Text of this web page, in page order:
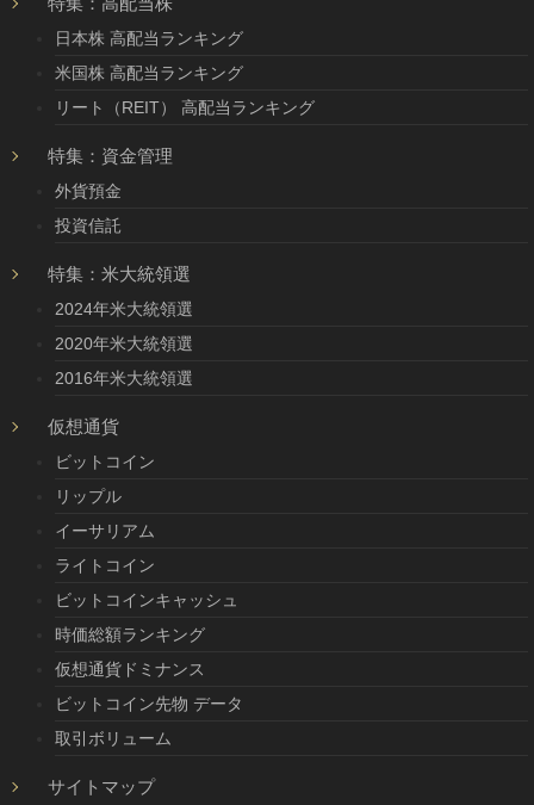
日本株 高配当ランキング
米国株 高配当ランキング
リート（REIT） 高配当ランキング
特集：資金管理
外貨預金
投資信託
特集：米大統領選
2024年米大統領選
2020年米大統領選
2016年米大統領選
仮想通貨
ビットコイン
リップル
イーサリアム
ライトコイン
ビットコインキャッシュ
時価総額ランキング
仮想通貨ドミナンス
ビットコイン先物 データ
取引ボリューム
サイトマップ